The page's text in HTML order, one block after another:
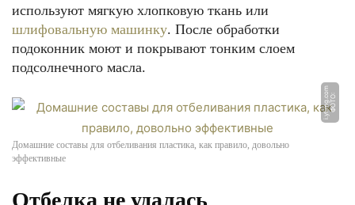
используют мягкую хлопковую ткань или
шлифовальную машинку. После обработки
подоконник моют и покрывают тонким слоем
подсолнечного масла.
Ф
О
Т
О:
i.
y
ti
m
g.
c
o
m
Домашние составы для отбеливания пластика, как правило, довольно
эффективные
Отбелка не удалась